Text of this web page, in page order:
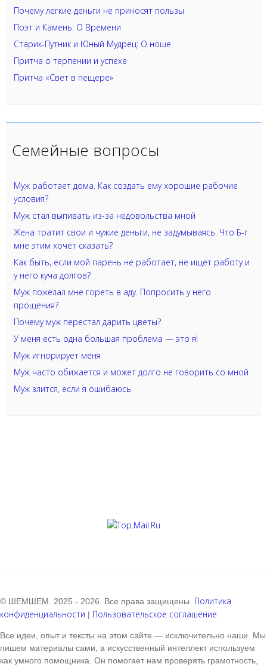
Почему легкие деньги не приносят пользы
Поэт и Камень: О Времени
Старик‑Путник и Юный Мудрец: О ноше
Притча о терпении и успехе
Притча «Свет в пещере»
Семейные вопросы
Муж работает дома. Как создать ему хорошие рабочие
условия?
Муж стал выпивать из-за недовольства мной
Жена тратит свои и чужие деньги, не задумываясь. Что Б-г
мне этим хочет сказать?
Как быть, если мой парень не работает, не ищет работу и
у него куча долгов?
Муж пожелал мне гореть в аду. Попросить у него
прощения?
Почему муж перестал дарить цветы?
У меня есть одна большая проблема — это я!
Муж игнорирует меня
Муж часто обижается и может долго не говорить со мной
Муж злится, если я ошибаюсь
© ШЕМШЕМ. 2025 - 2026. Все права защищены. Политика
конфиденциальности | Пользовательское соглашение
Все идеи, опыт и тексты на этом сайте — исключительно наши. Мы
пишем материалы сами, а искусственный интеллект используем
как умного помощника. Он помогает нам проверять грамотность,